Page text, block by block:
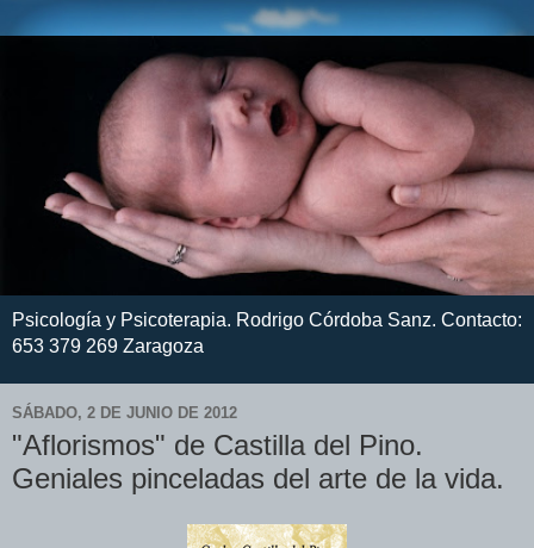
Psicología y Psicoterapia. Rodrigo Córdoba Sanz. Contacto:
653 379 269 Zaragoza
SÁBADO, 2 DE JUNIO DE 2012
"Aflorismos" de Castilla del Pino.
Geniales pinceladas del arte de la vida.